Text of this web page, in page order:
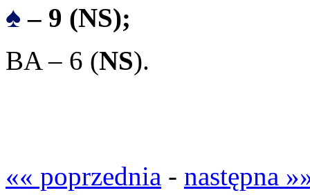
♠ – 9 (NS);
BA – 6 (NS).
«« poprzednia - następna